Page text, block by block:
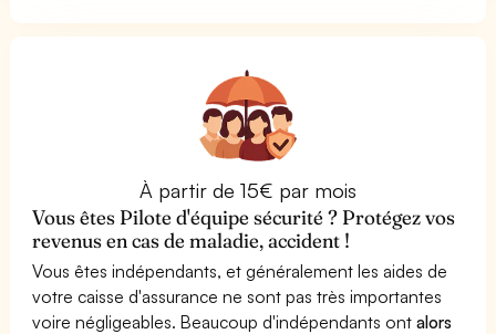
À partir de 15€ par mois
Vous êtes Pilote d'équipe sécurité ? Protégez vos
revenus en cas de maladie, accident !
Vous êtes indépendants, et généralement les aides de
votre caisse d'assurance ne sont pas très importantes
voire négligeables. Beaucoup d'indépendants ontalors